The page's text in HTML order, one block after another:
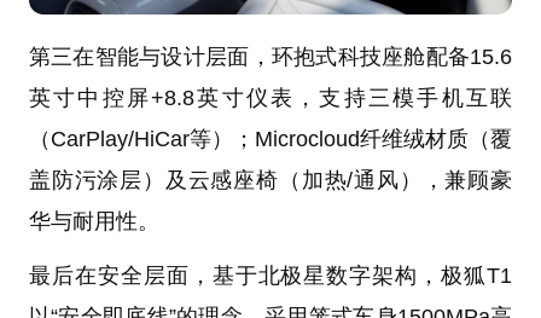
第三在智能与设计层面，环抱式科技座舱配备15.6
英寸中控屏+8.8英寸仪表，支持三模手机互联
（CarPlay/HiCar等）；Microcloud纤维绒材质（覆
盖防污涂层）及云感座椅（加热/通风），兼顾豪
华与耐用性。
最后在安全层面，基于北极星数字架构，极狐T1